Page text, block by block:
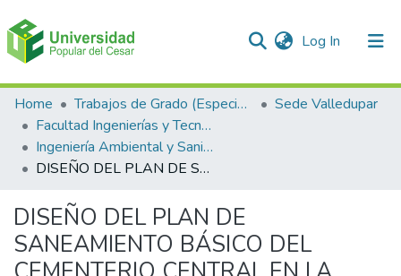
Log In (current)
Communities & Collections
All of DSpace
Statistics
Home Trabajos de Grado (Especializaciones y Pregrados)
Sede Valledupar
Facultad Ingenierías y Tecnologías
Ingeniería Ambiental y Sanitaria.
DISEÑO DEL PLAN DE SANEAMIENTO BÁSICO DEL CEMENTERIO CENTRAL EN LA CABECERA MUNICIPAL DE LA PAZ - CESAR
DISEÑO DEL PLAN DE
SANEAMIENTO BÁSICO DEL